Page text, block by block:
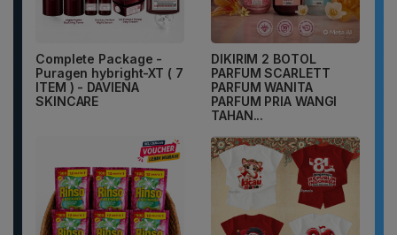
Complete Package -
Puragen hybright-XT ( 7
ITEM ) - DAVIENA
SKINCARE
DIKIRIM 2 BOTOL
PARFUM SCARLETT
PARFUM WANITA
PARFUM PRIA WANGI
TAHAN...